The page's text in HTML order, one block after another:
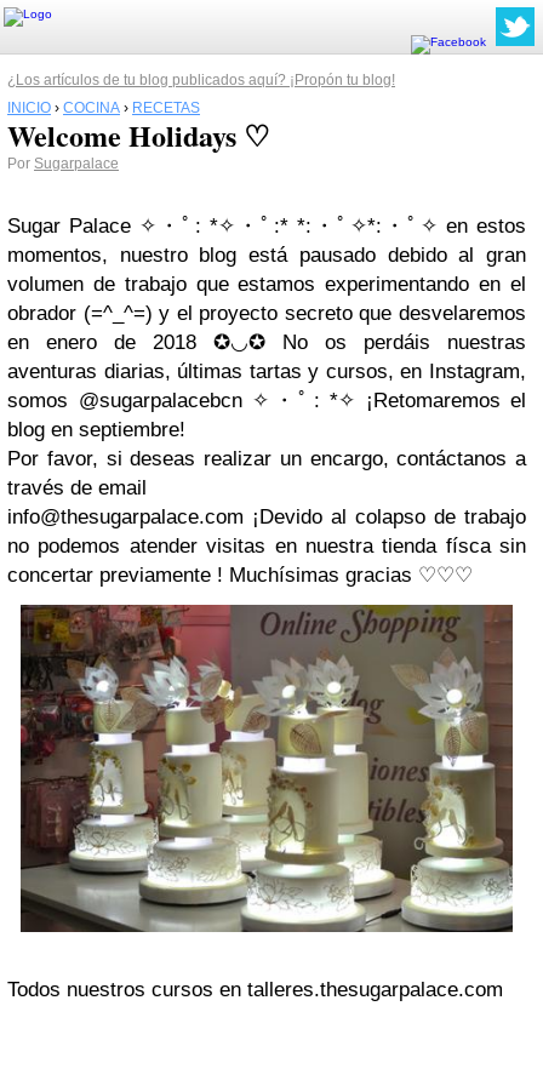
¿Los artículos de tu blog publicados aquí? ¡Propón tu blog!
INICIO › COCINA › RECETAS
Welcome Holidays ♡
Por Sugarpalace
Sugar Palace ✧・ﾟ: *✧・ﾟ:* *:・ﾟ✧*:・ﾟ✧ en estos
momentos, nuestro blog está pausado debido al gran
volumen de trabajo que estamos experimentando en el
obrador (=^_^=) y el proyecto secreto que desvelaremos
en enero de 2018 ✪◡✪ No os perdáis nuestras
aventuras diarias, últimas tartas y cursos, en Instagram,
somos @sugarpalacebcn ✧・ﾟ: *✧ ¡Retomaremos el
blog en septiembre!
Por favor, si deseas realizar un encargo, contáctanos a
través de email
info@thesugarpalace.com ¡Devido al colapso de trabajo
no podemos atender visitas en nuestra tienda físca sin
concertar previamente ! Muchísimas gracias ♡♡♡
Todos nuestros cursos en talleres.thesugarpalace.com